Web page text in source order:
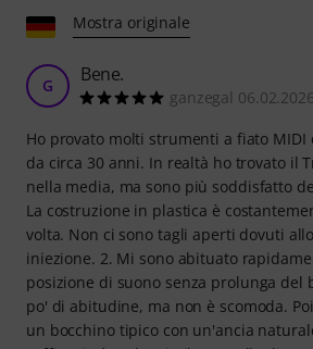
Mostra originale
G Bene.
ganzegal 06.02.2026
Ho provato molti strumenti a fiato
da circa 30 anni. In realtà ho trovato il
nella media, ma sono più soddisfatto
La costruzione in plastica è
volta. Non ci sono tagli aperti dovuti
iniezione. 2. Mi sono abituato
posizione di suono senza prolunga del
po' di abitudine, ma non è scomoda.
un bocchino tipico con un'ancia